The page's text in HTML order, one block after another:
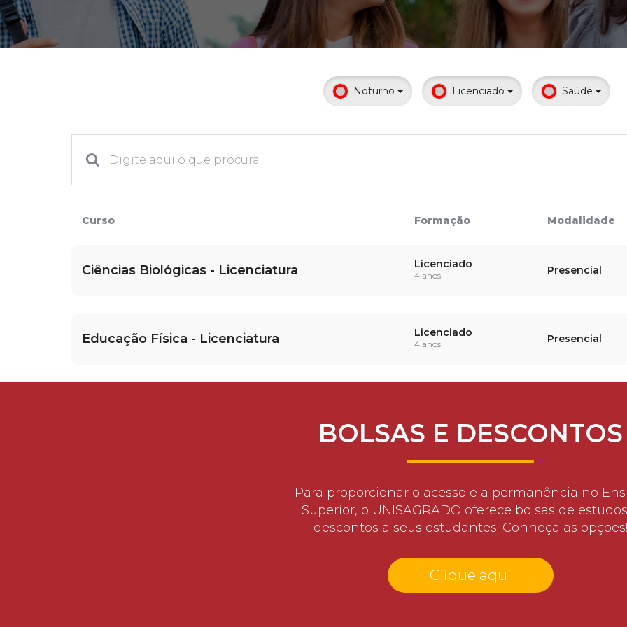
2ª Graduação
Reingresso
Calendário
Noturno Licenciado Saúde
Curso Formação Modalidade
Ciências Biológicas - Licenciatura Licenciado
4 anos Presencial
Educação Física - Licenciatura Licenciado
4 anos Presencial
BOLSAS E DESCONTOS
Para proporcionar o acesso e a permanência no
Superior, o UNISAGRADO oferece bolsas de
descontos a seus estudantes. Conheça as opções!
Clique aqui